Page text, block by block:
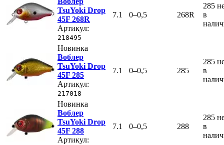
TsuYoki Drop
45F 268R
Артикул:
218495
7.1 0–0,5 268R
285
в
Новинка
Воблер
TsuYoki Drop
45F 285
Артикул:
217018
7.1 0–0,5 285
285
в
Новинка
Воблер
TsuYoki Drop
45F 288
Артикул:
7.1 0–0,5 288
285
в